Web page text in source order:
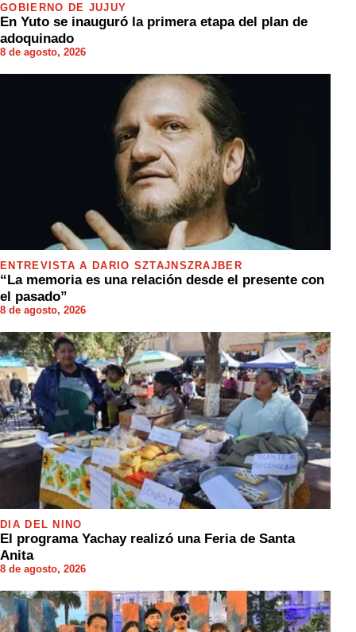
GOBIERNO DE JUJUY
En Yuto se inauguró la primera etapa del plan de
adoquinado
8 de agosto, 2026
ENTREVISTA A DARIO SZTAJNSZRAJBER
“La memoria es una relación desde el presente con
el pasado”
8 de agosto, 2026
DÍA DEL NIÑO
El programa Yachay realizó una Feria de Santa
Anita
8 de agosto, 2026